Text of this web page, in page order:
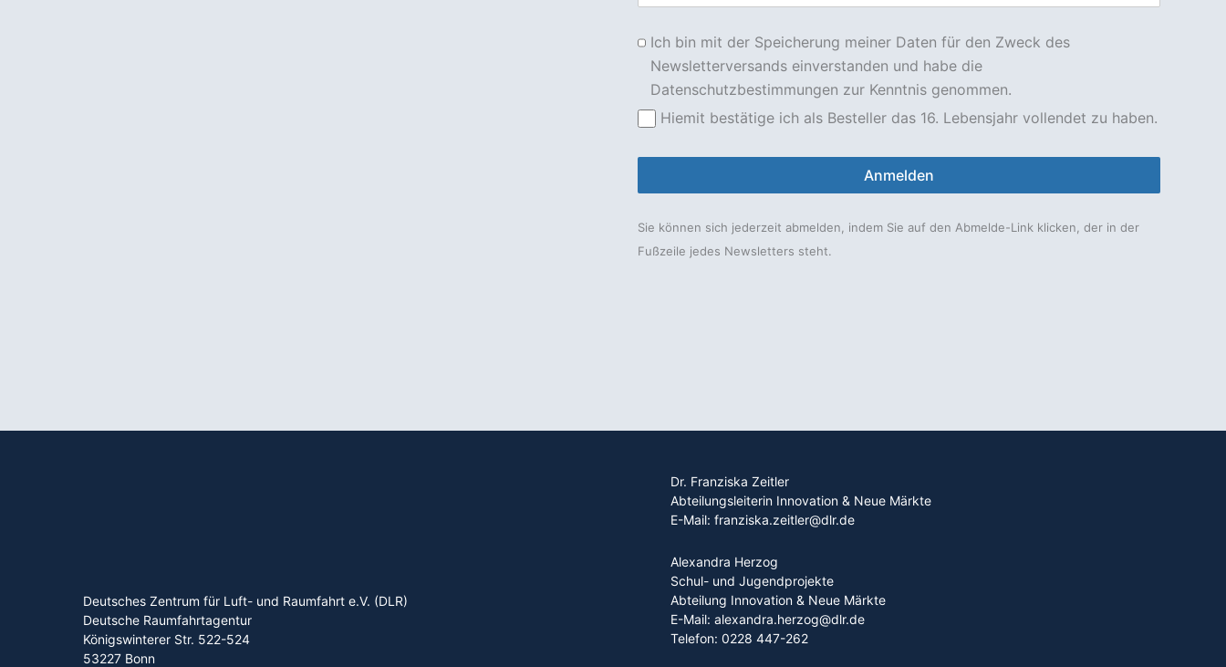
Ich bin mit der Speicherung meiner Daten für den Zweck des
Newsletterversands einverstanden und habe die
Datenschutzbestimmungen zur Kenntnis genommen.
Hiemit bestätige ich als Besteller das 16. Lebensjahr vollendet zu haben.
Anmelden
Sie können sich jederzeit abmelden, indem Sie auf den Abmelde-Link klicken, der in der
Fußzeile jedes Newsletters steht.
Deutsches Zentrum für Luft- und Raumfahrt e.V. (DLR)
Deutsche Raumfahrtagentur
Königswinterer Str. 522-524
53227 Bonn
Dr. Franziska Zeitler
Abteilungsleiterin Innovation & Neue Märkte
E-Mail: franziska.zeitler@dlr.de
Alexandra Herzog
Schul- und Jugendprojekte
Abteilung Innovation & Neue Märkte
E-Mail: alexandra.herzog@dlr.de
Telefon: 0228 447-262